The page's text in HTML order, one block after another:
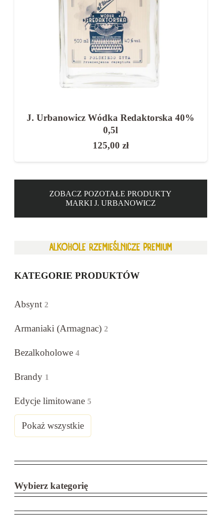
J. Urbanowicz Wódka Redaktorska 40%
0,5l
125,00 zł
ZOBACZ POZOTAŁE PRODUKTY
MARKI J. URBANOWICZ
ALKOHOLE RZEMIEŚLNICZE PREMIUM
KATEGORIE PRODUKTÓW
Absynt 2
Armaniaki (Armagnac) 2
Bezalkoholowe 4
Brandy 1
Edycje limitowane 5
Pokaż wszystkie
Wybierz kategorię